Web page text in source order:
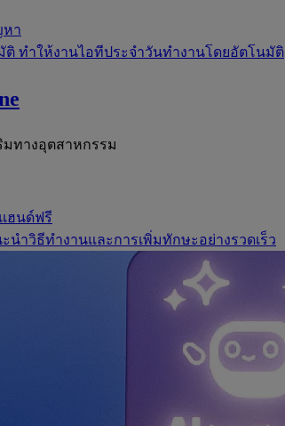
หา
ติ ทำให้งานไอทีประจำวันทำงานโดยอัตโนมัติ
มทางอุตสาหกรรม
ฮนด์ฟรี
นำวิธีทำงานและการเพิ่มทักษะอย่างรวดเร็ว